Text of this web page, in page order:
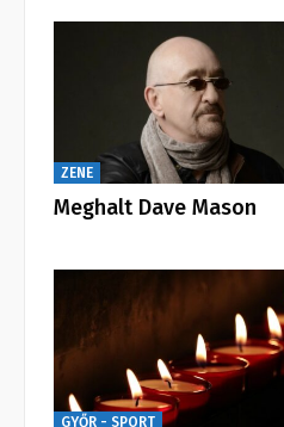
ZENE
Meghalt Dave Mason
GYŐR - SPORT